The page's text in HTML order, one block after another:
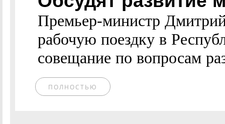
Премьер-министр
рабочую поездку в
совещание по вопросам
ПОЛНОСТЬЮ